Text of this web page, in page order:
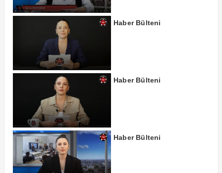
Haber Bülteni
Haber Bülteni
Haber Bülteni